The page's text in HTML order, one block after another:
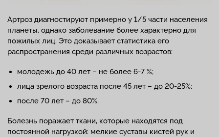
Артроз диагностируют примерно у 1/5 части населения
планеты, однако заболевание более характерно для
пожилых лиц. Это доказывает статистика его
распространения среди различных возрастов:
молодежь до 40 лет – не более 6-7 %;
лица зрелого возраста после 45 лет – до 20-25%;
после 70 лет – до 80%.
Болезнь поражает ткани, которые находятся под
постоянной нагрузкой: мелкие суставы кистей рук и